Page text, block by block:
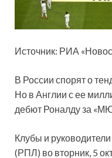
Источник: РИА
В России спорят о
Но в Англии с ее
дебют Роналду за
Клубы и
(РПЛ) во вторник, 5